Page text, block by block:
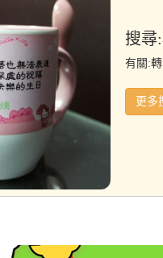
搜尋
有關:
更多